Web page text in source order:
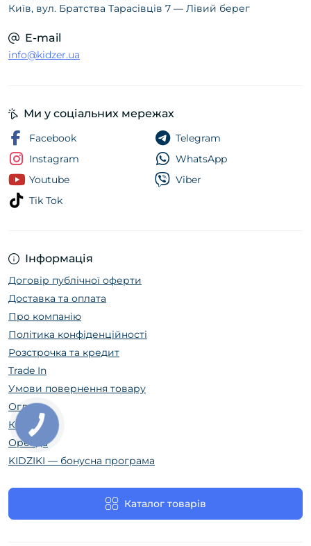
Київ, вул. Братства Тарасівців 7 — Лівий берег
E-mail
info@kidzer.ua
Інформація
Договір публічної оферти
Доставка та оплата
Про компанію
Політика конфіденційності
Розстрочка та кредит
Trade In
Умови повернення товару
Огляди
Контакти
Оренда
KIDZIKI — бонусна програма
Каталог товарів
Ми у соціальних мережах
Facebook
Instagram
Youtube
Tik Tok
Telegram
WhatsApp
Viber